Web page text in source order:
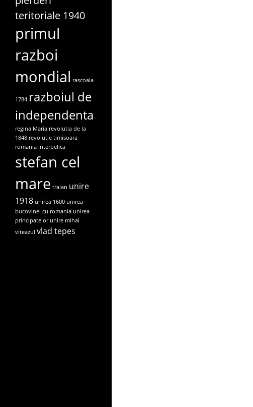
teritoriale 1940
primul
razboi
mondial rascoala
1784 razboiul de
independenta
regina Maria revolutia de la
1848 revolutie timisoara
romania interbelica
stefan cel
mare traian unire
1918 unirea 1600 unirea
bucovinei cu romania unirea
principatelor unire mihai
viteazul vlad tepes